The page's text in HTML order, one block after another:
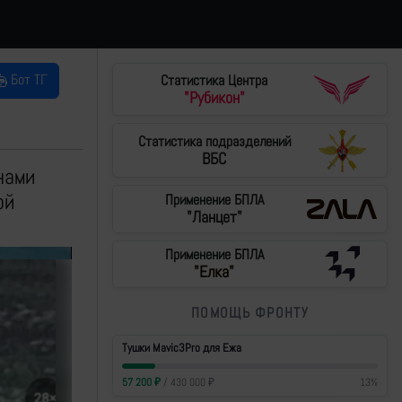
Бот ТГ
Статистика Центра
"Рубикон"
Статистика подразделений
ВБС
Применение БПЛА
"Ланцет"
Применение БПЛА
"Елка"
ПОМОЩЬ ФРОНТУ
Тушки Mavic3Pro для Ежа
57 200₽/ 430 000 ₽ 13%